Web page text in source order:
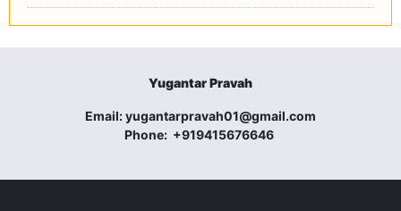
Yugantar Pravah
Email:yugantarpravah01@gmail.com
Phone: +919415676646